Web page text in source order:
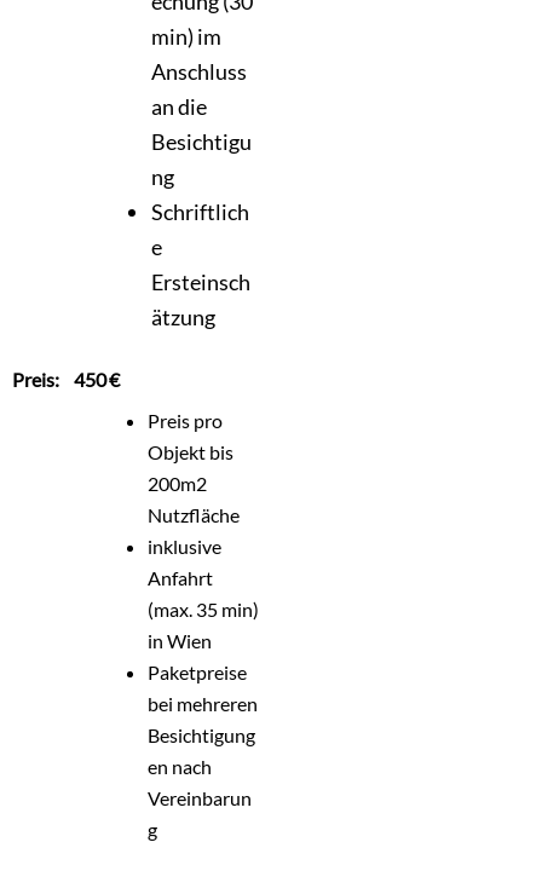
min) im
Anschluss
an die
Besichtigu
ng
Schriftlich
e
Ersteinsch
ätzung
Preis:
450 €
Preis pro
Objekt bis
200m2
Nutzfläche
inklusive
Anfahrt
(max. 35 min)
in Wien
Paketpreise
bei mehreren
Besichtigung
en nach
Vereinbarun
g